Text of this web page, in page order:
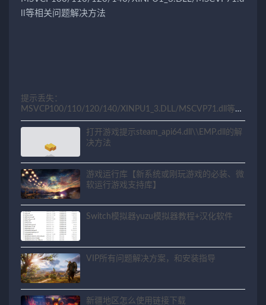
提示丢失：
MSVCP100/110/120/140/XINPU1_3.DLL/MSCVP71.dll等相
关问题解决方法
打开游戏提示steam_api64.dll\\EMP.dll的解
决方法
游戏运行库【新系统或刚玩游戏的必装、微
软运行游戏支持库】
Switch模拟器yuzu模拟器教程+汉化软件
VIP所有问题解决方案，和安装指导
新疆地区怎么使用链接下载